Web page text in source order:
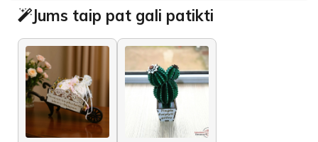
Jums taip pat gali patikti